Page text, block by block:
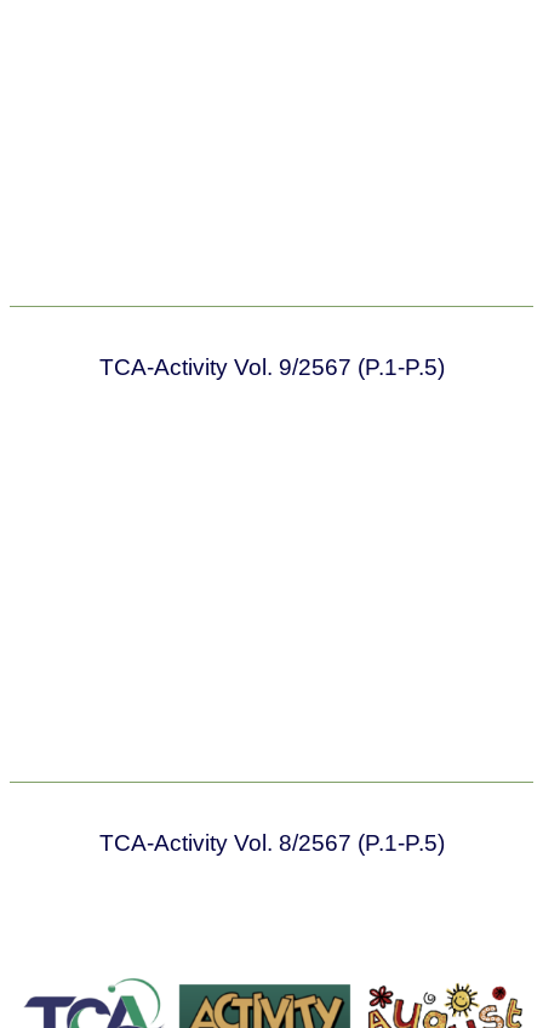
TCA-Activity Vol. 9/2567 (P.1-P.5)
TCA-Activity Vol. 8/2567 (P.1-P.5)